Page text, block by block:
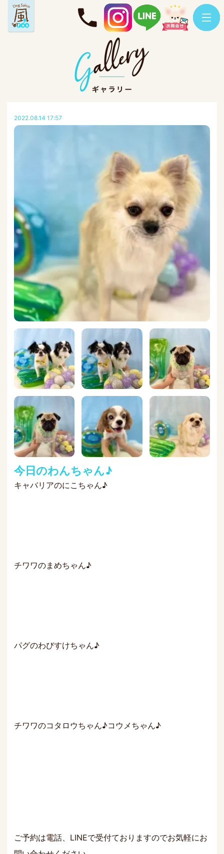
2022.08.14 17:57
今日のわんちゃん♪
キャバリアのにこちゃん♪
チワワのまめちゃん♪
パグのわびすけちゃん♪
チワワのコタロウちゃん♪コウメちゃん♪
ご予約は電話、LINEで受付ておりますのでお気軽にお